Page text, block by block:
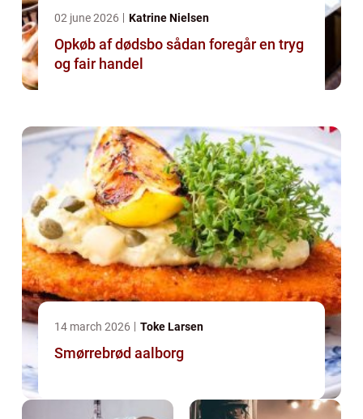
02 june 2026 Katrine Nielsen
Opkøb af dødsbo sådan foregår en tryg
og fair handel
14 march 2026 Toke Larsen
Smørrebrød aalborg